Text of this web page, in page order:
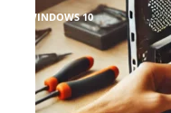
WINDOWS 10